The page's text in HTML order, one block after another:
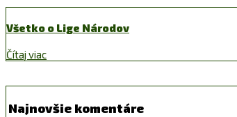
Všetko o Lige Národov
Čítaj viac
Najnovšie komentáre